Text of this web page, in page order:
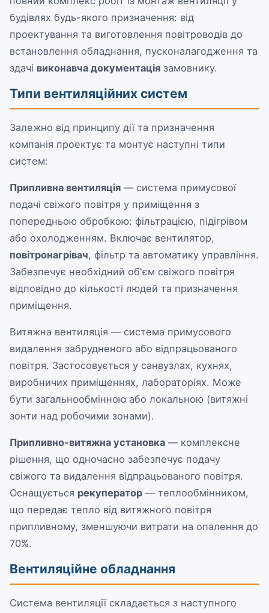
будівлях будь-якого призначення: від
проектування та виготовлення повітроводів до
встановлення обладнання, пусконалагодження та
здачі виконавча документація замовнику.
Типи вентиляційних систем
Залежно від принципу дії та призначення
компанія проектує та монтує наступні типи
систем:
Припливна вентиляція — система примусової
подачі свіжого повітря у приміщення з
попередньою обробкою: фільтрацією, підігрівом
або охолодженням. Включає вентилятор,
повітронагрівач, фільтр та автоматику управління.
Забезпечує необхідний об'єм свіжого повітря
відповідно до кількості людей та призначення
приміщення.
Витяжна вентиляція — система примусового
видалення забрудненого або відпрацьованого
повітря. Застосовується у санвузлах, кухнях,
виробничих приміщеннях, лабораторіях. Може
бути загальнообмінною або локальною (витяжні
зонти над робочими зонами).
Припливно-витяжна установка — комплексне
рішення, що одночасно забезпечує подачу
свіжого та видалення відпрацьованого повітря.
Оснащується рекуператор — теплообмінником,
що передає тепло від витяжного повітря
припливному, зменшуючи витрати на опалення до
70%.
Вентиляційне обладнання
Система вентиляції складається з наступного
Онлайн — відповідаємо миттєво